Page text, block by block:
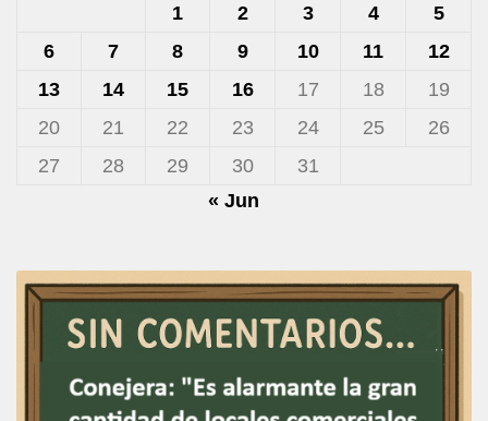
1
2 3 4
5
6
7 8 9 10 11
12
13
14 15 16 17 18
19
20
21 22 23 24 25
26
27
28 29 30
31
« Jun